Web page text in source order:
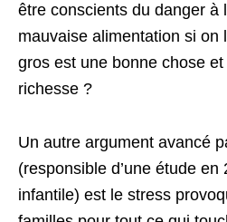
être conscients du danger à
mauvaise alimentation si on
gros est une bonne chose
richesse ?
Un autre argument avancé
(responsible d’une étude en
infantile) est le stress